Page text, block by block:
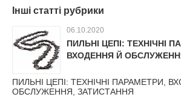
Інші статті рубрики
06.10.2020
ПИЛЬНІ ЦЕПІ: ТЕХНІЧНІ
ВХОДЕННЯ Й
ПИЛЬНІ ЦЕПІ: ТЕХНІЧНІ ПАРАМЕТРИ,
ОБСЛУЖЕННЯ, ЗАТИСТАННЯ